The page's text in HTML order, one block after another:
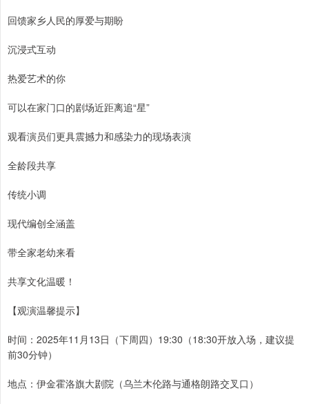
回馈家乡人民的厚爱与期盼
沉浸式互动
热爱艺术的你
可以在家门口的剧场近距离追“星”
观看演员们更具震撼力和感染力的现场表演
全龄段共享
传统小调
现代编创全涵盖
带全家老幼来看
共享文化温暖！
【观演温馨提示】
时间：2025年11月13日（下周四）19:30（18:30开放入场，建议提
前30分钟）
地点：伊金霍洛旗大剧院（乌兰木伦路与通格朗路交叉口）